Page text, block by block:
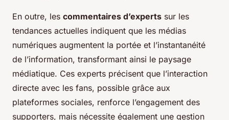
En outre, les commentaires d’experts sur les
tendances actuelles indiquent que les médias
numériques augmentent la portée et l’instantanéité
de l’information, transformant ainsi le paysage
médiatique. Ces experts précisent que l’interaction
directe avec les fans, possible grâce aux
plateformes sociales, renforce l’engagement des
supporters, mais nécessite également une gestion